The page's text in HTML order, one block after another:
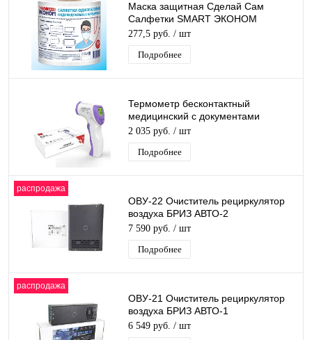
Маска защитная Сделай Сам
Салфетки SMART ЭКОНОМ
одноразовые индивидуальные
барьерные №50
277,5 руб. / шт
Подробнее
Термометр бесконтактный
медицинский с документами
инфракрасный F01
2 035 руб. / шт
Подробнее
распродажа
ОВУ-22 Очиститель рециркулятор
воздуха БРИЗ АВТО-2
Ультрафиолетовый Бактерицидный
для общ. трансп
7 590 руб. / шт
Подробнее
распродажа
ОВУ-21 Очиститель рециркулятор
воздуха БРИЗ АВТО-1
Ультрафиолетовый Бактерицидный
для автомобиля
6 549 руб. / шт